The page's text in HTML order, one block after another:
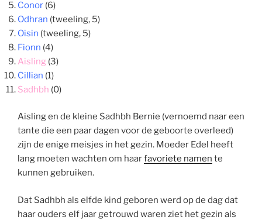
Conor (6)
Odhran (tweeling, 5)
Oisin (tweeling, 5)
Fionn (4)
Aisling (3)
Cillian (1)
Sadhbh (0)
Aisling en de kleine Sadhbh Bernie (vernoemd naar een
tante die een paar dagen voor de geboorte overleed)
zijn de enige meisjes in het gezin. Moeder Edel heeft
lang moeten wachten om haarfavoriete namen te
kunnen gebruiken.
Dat Sadhbh als elfde kind geboren werd op de dag dat
haar ouders elf jaar getrouwd waren ziet het gezin als